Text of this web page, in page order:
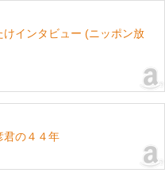
インタビュー (ニッポン放
の４４年